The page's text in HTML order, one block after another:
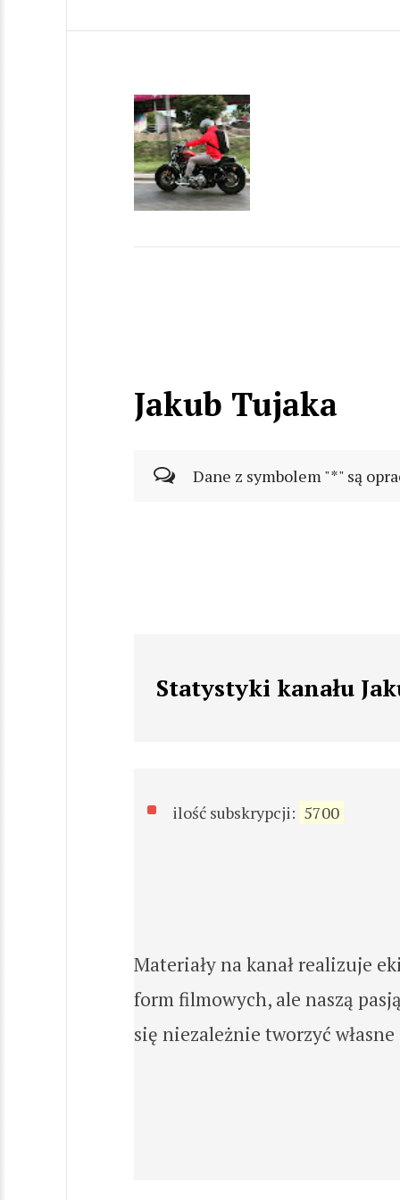
Jakub Tujaka
Dane z symbolem "*" są
Statystyki kanału
ilość subskrypcji: 5700
Materiały na kanał realizuje
form filmowych, ale naszą
się niezależnie tworzyć